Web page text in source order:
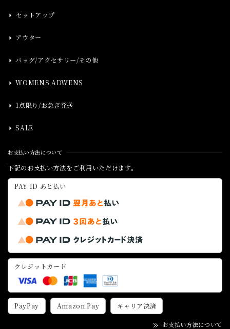
セットアップ
アウター
バッグ/アクセサリー/その他
WOMENS ADWENS
1点限り/お急ぎ発送
SALE
お支払い方法について
下記のお支払い方法をご利用いただけます。
PAY ID あと払い
クレジットカード
PayPay Amazon Pay キャリア決済
お支払い方法について